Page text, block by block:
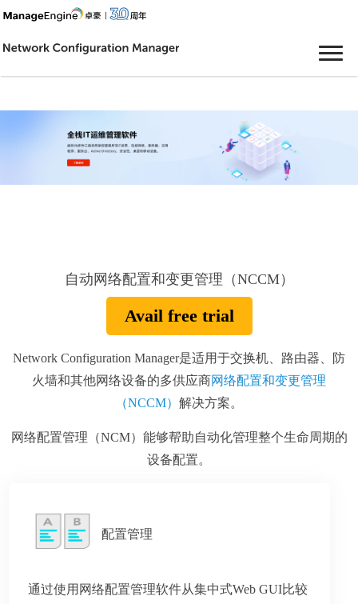
自动网络配置和变更管理（NCCM）
Avail free trial
Network Configuration Manager是适用于交换机、路由器、防
火墙和其他网络设备的多供应商网络配置和变更管理
（NCCM） 解决方案。
网络配置管理（NCM）能够帮助自动化管理整个生命周期的
设备配置。
配置管理
通过使用网络配置管理软件从集中式Web GUI比较